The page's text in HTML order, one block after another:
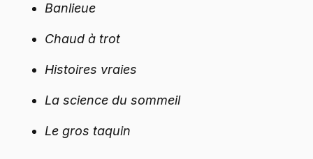
Banlieue
Chaud à trot
Histoires vraies
La science du sommeil
Le gros taquin